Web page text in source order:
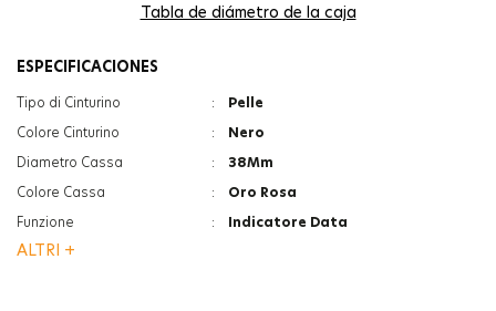
Tabla de diámetro de la caja
ESPECIFICACIONES
Tipo di Cinturino :
Pelle
Colore Cinturino
:
Nero
Diametro Cassa
:
38Mm
Colore Cassa
:
Oro Rosa
Funzione
:
Indicatore Data
Funzione
ALTRI +